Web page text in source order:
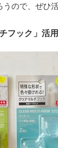
ので、ぜひ
フック」活